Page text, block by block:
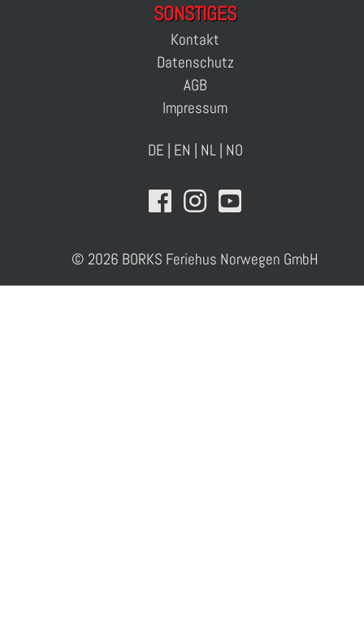
SONSTIGES
Kontakt
Datenschutz
AGB
Impressum
DE | EN | NL| NO
© 2026 BORKS Feriehus Norwegen GmbH